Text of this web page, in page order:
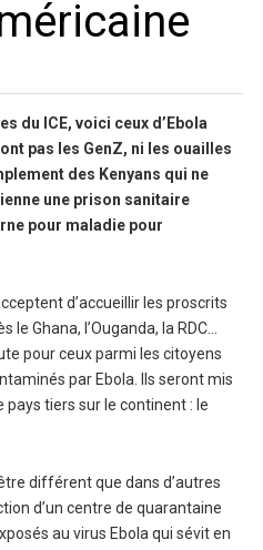
du ICE, voici ceux d’Ebola
pas les GenZ, ni les ouailles
des Kenyans qui ne
une prison sanitaire
pour maladie pour
d’accueillir les proscrits
le Ghana, l’Ouganda, la RDC…
pour ceux parmi les citoyens
par Ebola. Ils seront mis
tiers sur le continent : le
différent que dans d’autres
d’un centre de quarantaine
au virus Ebola qui sévit en